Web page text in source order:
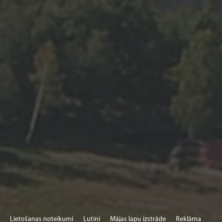
Lietošanas noteikumi Lutini Mājas lapu izstrāde Reklāma